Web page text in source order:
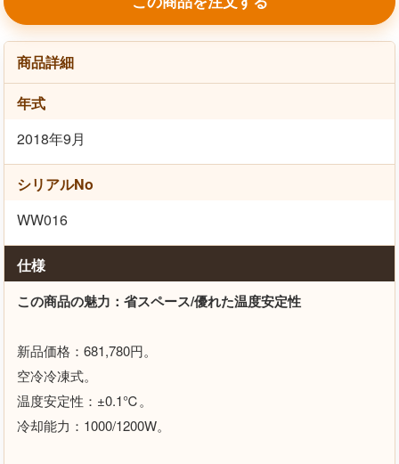
商品詳細
年式
2018年9月
シリアルNo
WW016
仕様
この商品の魅力：省スペース/優れた温度安定性
新品価格：681,780円。
空冷冷凍式。
温度安定性：±0.1℃。
冷却能力：1000/1200W。